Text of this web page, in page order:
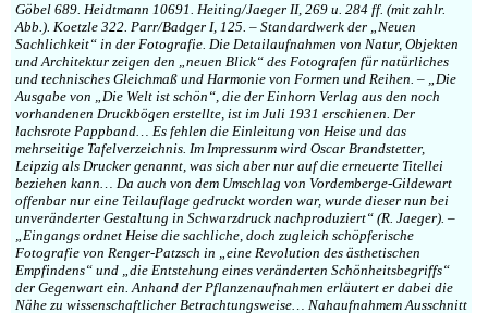
Göbel 689. Heidtmann 10691. Heiting/Jaeger II, 269 u. 284 ff. (mit zahlr.
Abb.). Koetzle 322. Parr/Badger I, 125. – Standardwerk der „Neuen
Sachlichkeit“ in der Fotografie. Die Detailaufnahmen von Natur, Objekten
und Architektur zeigen den „neuen Blick“ des Fotografen für natürliches
und technisches Gleichmaß und Harmonie von Formen und Reihen. – „Die
Ausgabe von „Die Welt ist schön“, die der Einhorn Verlag aus den noch
vorhandenen Druckbögen erstellte, ist im Juli 1931 erschienen. Der
lachsrote Pappband… Es fehlen die Einleitung von Heise und das
mehrseitige Tafelverzeichnis. Im Impressunm wird Oscar Brandstetter,
Leipzig als Drucker genannt, was sich aber nur auf die erneuerte Titellei
beziehen kann… Da auch von dem Umschlag von Vordemberge-Gildewart
offenbar nur eine Teilauflage gedruckt worden war, wurde dieser nun bei
unveränderter Gestaltung in Schwarzdruck nachproduziert“ (R. Jaeger). –
„Eingangs ordnet Heise die sachliche, doch zugleich schöpferische
Fotografie von Renger-Patzsch in „eine Revolution des ästhetischen
Empfindens“ und „die Entstehung eines veränderten Schönheitsbegriffs“
der Gegenwart ein. Anhand der Pflanzenaufnahmen erläutert er dabei die
Nähe zu wissenschaftlicher Betrachtungsweise… Nahaufnahmem Ausschnitt